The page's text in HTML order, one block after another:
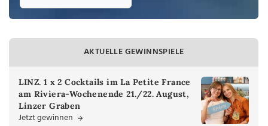
AKTUELLE GEWINNSPIELE
LINZ. 1 x 2 Cocktails im La Petite France
am Riviera-Wochenende 21./22. August,
Linzer Graben
Jetzt gewinnen